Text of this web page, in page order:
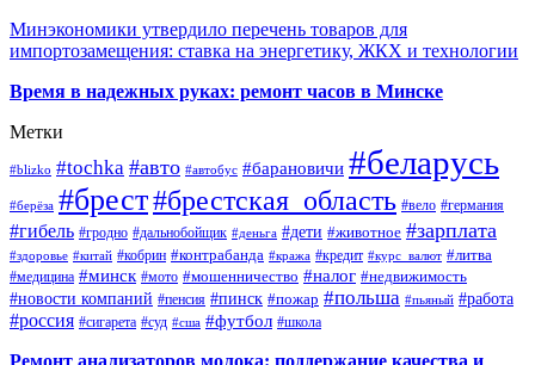
Минэкономики утвердило перечень товаров для
импортозамещения: ставка на энергетику, ЖКХ и технологии
Время в надежных руках: ремонт часов в Минске
Метки
#blizko #tochka #авто #автобус #барановичи #беларусь
#берёза #брест#брестская_область #вело #германия
#гибель #гродно #дальнобойщик #деньга #дети #животное #зарплата
#здоровье #китай #кобрин #контрабанда #кража #кредит #курс_валют #литва
#медицина #минск #мото #мошенничество #налог #недвижимость
#новости компаний #пенсия #пинск #пожар #польша #пьяный #работа
#россия #сигарета #суд #сша #футбол #школа
Ремонт анализаторов молока: поддержание качества и